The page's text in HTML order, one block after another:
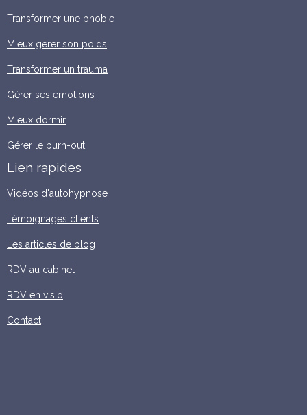
Transformer une phobie
Mieux gérer son poids
Transformer un trauma
Gérer ses émotions
Mieux dormir
Gérer le burn-out
Lien rapides
Vidéos d'autohypnose
Témoignages clients
Les articles de blog
RDV au cabinet
RDV en visio
Contact